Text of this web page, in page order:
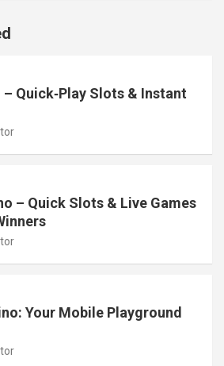
– Quick‑Play Slots & Instant
– Quick Slots & Live Games
Your Mobile Playground